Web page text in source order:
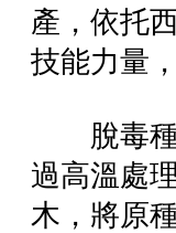
產，依托
技能力量
脫毒種
過高溫處
木，將原